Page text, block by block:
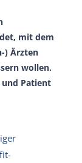
mit dem
) Ärzten
wollen.
und Patient